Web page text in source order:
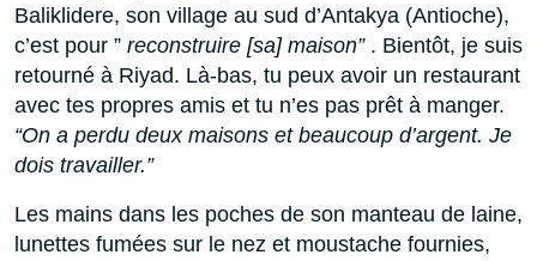
Baliklidere, son village au sud d’Antakya (Antioche),
c’est pour ” reconstruire [sa] maison”. Bientôt, je suis
retourné à Riyad. Là-bas, tu peux avoir un restaurant
avec tes propres amis et tu n’es pas prêt à manger.
“On a perdu deux maisons et beaucoup d’argent. Je
dois travailler.”
Les mains dans les poches de son manteau de laine,
lunettes fumées sur le nez et moustache fournies,